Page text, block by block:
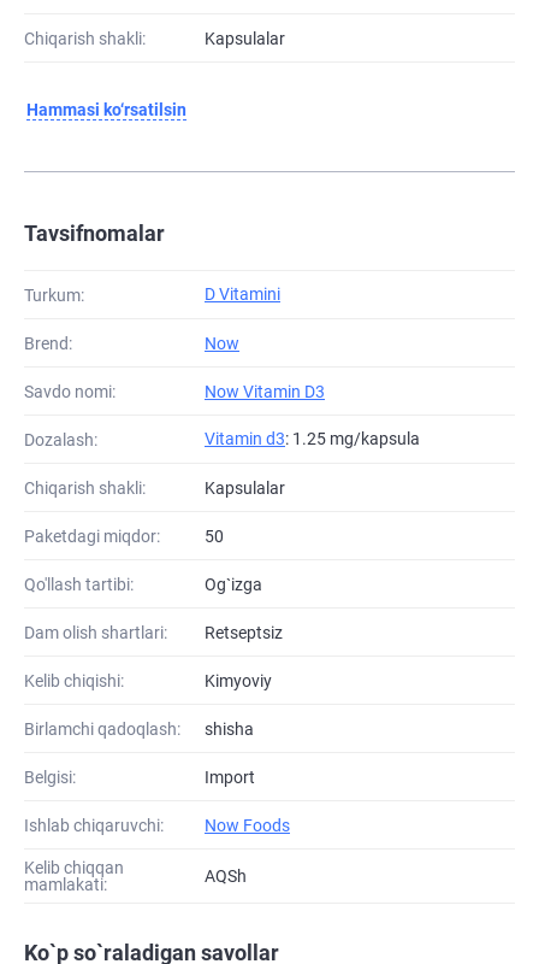
Chiqarish shakli: Kapsulalar
Hammasi ko‘rsatilsin
Tavsifnomalar
Turkum: D Vitamini
Brend: Now
Savdo nomi: Now Vitamin D3
Dozalash: Vitamin d3: 1.25 mg/kapsula
Chiqarish shakli: Kapsulalar
Paketdagi miqdor: 50
Qo'llash tartibi: Og`izga
Dam olish shartlari: Retseptsiz
Kelib chiqishi: Kimyoviy
Birlamchi qadoqlash: shisha
Belgisi: Import
Ishlab chiqaruvchi: Now Foods
Kelib chiqqan
mamlakati:
AQSh
Ko`p so`raladigan savollar